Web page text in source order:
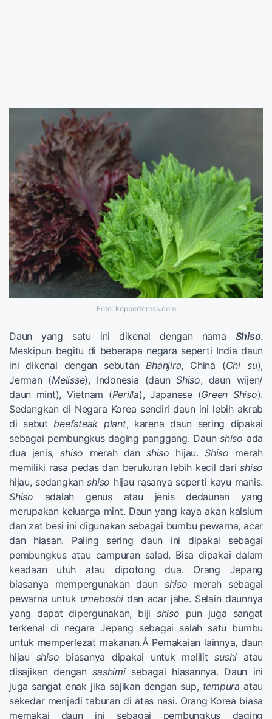
Foto: koppertcress.com
Daun yang satu ini dikenal dengan nama Shiso.
Meskipun begitu di beberapa negara seperti India daun
ini dikenal dengan sebutanBhanjira, China (Chi su),
Jerman (Melisse), Indonesia (daunShiso, daun wijen/
daun mint), Vietnam (Perilla), Japanese (Green Shiso).
Sedangkan di Negara Korea sendiri daun ini lebih akrab
di sebutbeefsteak plant, karena daun sering dipakai
sebagai pembungkus daging panggang. Daunshiso ada
dua jenis,shiso merah danshiso hijau.Shiso merah
memiliki rasa pedas dan berukuran lebih kecil darishiso
hijau, sedangkanshiso hijau rasanya seperti kayu manis.
Shiso adalah genus atau jenis dedaunan yang
merupakan keluarga mint. Daun yang kaya akan kalsium
dan zat besi ini digunakan sebagai bumbu pewarna, acar
dan hiasan. Paling sering daun ini dipakai sebagai
pembungkus atau campuran salad. Bisa dipakai dalam
keadaan utuh atau dipotong dua. Orang Jepang
biasanya mempergunakan daun shiso merah sebagai
pewarna untuk umeboshidan acar jahe. Selain daunnya
yang dapat dipergunakan, biji shiso pun juga sangat
terkenal di negara Jepang sebagai salah satu bumbu
untuk memperlezat makanan.Â Pemakaian lainnya, daun
hijau shiso biasanya dipakai untuk melilitsushi atau
disajikan dengansashimisebagai hiasannya. Daun ini
juga sangat enak jika sajikan dengan sup, tempura atau
sekedar menjadi taburan di atas nasi. Orang Korea biasa
memakai daun ini sebagai pembungkus daging